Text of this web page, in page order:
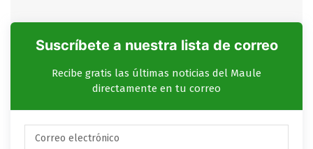
Suscríbete a nuestra lista de correo
Recibe gratis las últimas noticias del Maule
directamente en tu correo